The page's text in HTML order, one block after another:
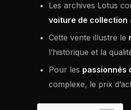
Les archives Lotus
voiture de collection
Cette vente illustre le
l’historique et la
Pour les passionnés
complexe, le prix